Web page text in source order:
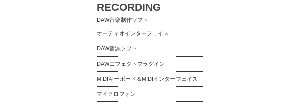
RECORDING
DAW音楽制作ソフト
オーディオインターフェイス
DAW音源ソフト
DAWエフェクトプラグイン
MIDIキーボード＆MIDIインターフェイス
マイクロフォン